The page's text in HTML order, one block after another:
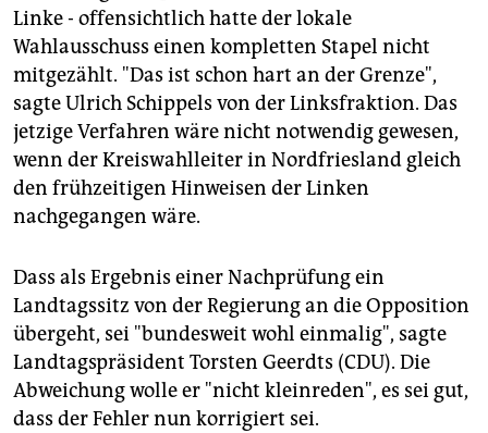
Linke - offensichtlich hatte der lokale
Wahlausschuss einen kompletten Stapel nicht
mitgezählt. "Das ist schon hart an der Grenze",
sagte Ulrich Schippels von der Linksfraktion. Das
jetzige Verfahren wäre nicht notwendig gewesen,
wenn der Kreiswahlleiter in Nordfriesland gleich
den frühzeitigen Hinweisen der Linken
nachgegangen wäre.
Dass als Ergebnis einer Nachprüfung ein
Landtagssitz von der Regierung an die Opposition
übergeht, sei "bundesweit wohl einmalig", sagte
Landtagspräsident Torsten Geerdts (CDU). Die
Abweichung wolle er "nicht kleinreden", es sei gut,
dass der Fehler nun korrigiert sei.